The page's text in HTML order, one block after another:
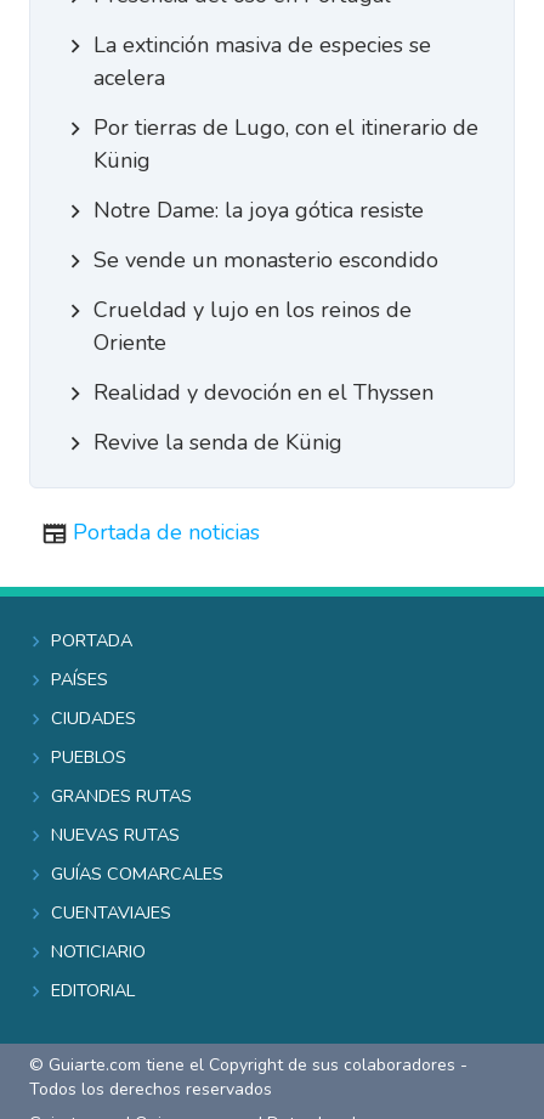
La extinción masiva de especies se
acelera
Por tierras de Lugo, con el itinerario de
Künig
Notre Dame: la joya gótica resiste
Se vende un monasterio escondido
Crueldad y lujo en los reinos de
Oriente
Realidad y devoción en el Thyssen
Revive la senda de Künig
Portada de noticias
Portada
Países
Ciudades
Pueblos
Grandes rutas
Nuevas rutas
Guías comarcales
Cuentaviajes
Noticiario
Editorial
© Guiarte.com tiene el Copyright de sus colaboradores -
Todos los derechos reservados